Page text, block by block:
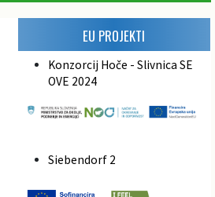
EU PROJEKTI
Konzorcij Hoče - Slivnica SE
OVE 2024
Siebendorf 2